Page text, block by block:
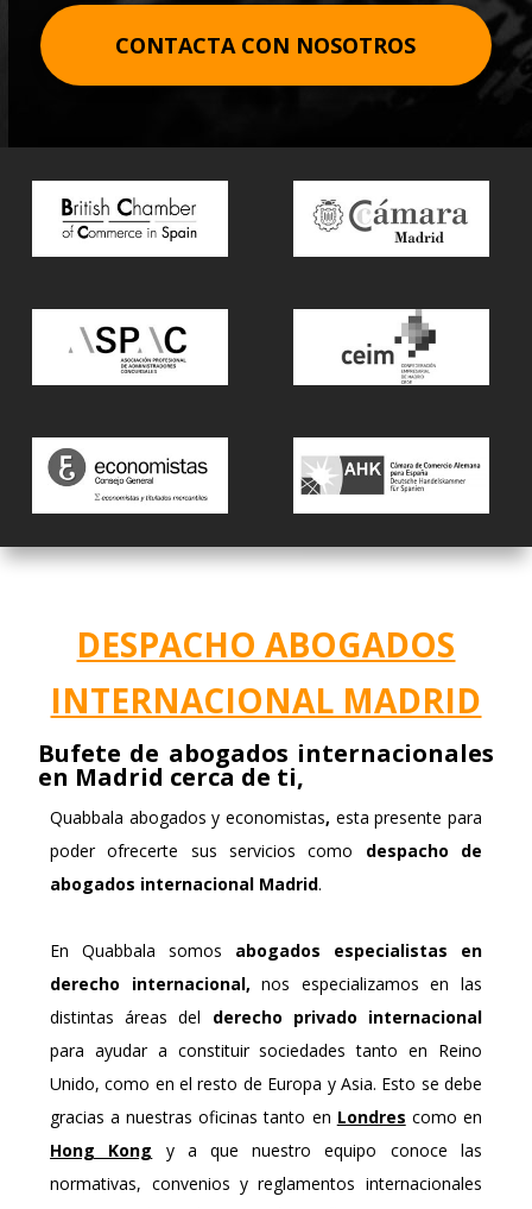
CONTACTA CON NOSOTROS
DESPACHO ABOGADOS
INTERNACIONAL MADRID
Bufete de abogados internacionales
en Madrid cerca de ti,
Quabbala abogados y economistas, esta presente para
poder ofrecerte sus servicios como despacho de
abogados internacional Madrid.
En Quabbala somos abogados especialistas en
derecho internacional,nos especializamos en las
distintas áreas del derecho privado internacional
para ayudar a constituir sociedades tanto en Reino
Unido, como en el resto de Europa y Asia. Esto se debe
gracias a nuestras oficinas tanto en Londres como en
Hong Kong y a que nuestro equipo conoce las
normativas, convenios y reglamentos internacionales